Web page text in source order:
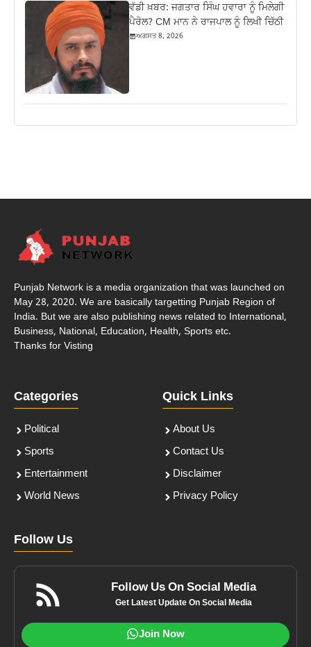
ਵੱਡੀ ਖ਼ਬਰ: ਜਗਤਾਰ ਸਿੰਘ ਹਵਾਰਾ ਨੂੰ ਮਿਲੇਗੀ
ਪੈਰੋਲ? CM ਮਾਨ ਨੇ ਰਾਜਪਾਲ ਨੂੰ ਲਿਖੀ ਚਿੱਠੀ
ਅਗਸਤ 8, 2026
Punjab Network is a media organization that was launched on
May 28, 2020. We are basically targetting Punjab Region of
India. But we are also publishing news related to International,
Business, National, Education, Health, Sports etc.
Thanks for Visting
Categories
Political
Sports
Entertainment
World News
Quick Links
About Us
Contact Us
Disclaimer
Privacy Policy
Follow Us
Follow Us On Social Media
Get Latest Update On Social Media
Join Now